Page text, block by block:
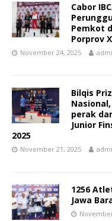
Cabor
Pemkot
Porprov
November 24, 2025
Bilqis
perak
Junior
2025
November 21, 2025
1256
Jawa